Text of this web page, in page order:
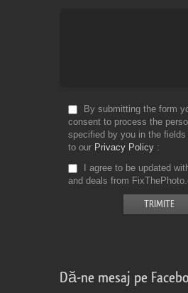
By submitting the form
consent to process the
specified by you in the
to our Privacy Policy
I agree to be updated
and deals from
Dă-ne mesaj pe